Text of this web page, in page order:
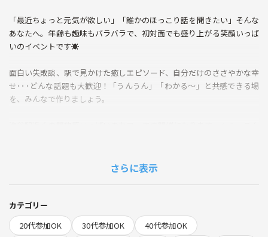
「最近ちょっと元気が欲しい」「誰かのほっこり話を聞きたい」そんな
あなたへ。年齢も趣味もバラバラで、初対面でも盛り上がる笑顔いっぱ
いのイベントです☀️
面白い失敗談、駅で見かけた癒しエピソード、自分だけのささやかな幸
せ･･･どんな話題も大歓迎！「うんうん」「わかる～」と共感できる場
を、みんなで作りましょう。
14:00自己紹介タイム
14:10；クスッ”と笑える話／小さな幸せエピソードをみんなでシェア
15:30現地解散
さらに表示
カテゴリー
20代参加OK
30代参加OK
40代参加OK